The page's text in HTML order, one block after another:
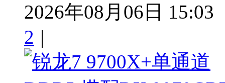
2026年08月06日 15:03
2 |